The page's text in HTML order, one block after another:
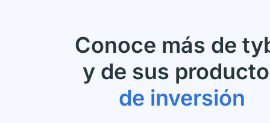
Conoce más de
y de sus
de inversión